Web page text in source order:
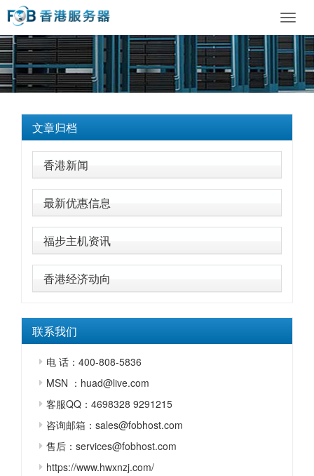
文章归档
香港新闻
最新优惠信息
福步主机资讯
香港经济动向
联系我们
电 话：400-808-5836
MSN ：huad@live.com
客服QQ：4698328 9291215
咨询邮箱：sales@fobhost.com
售后：services@fobhost.com
https://www.hwxnzj.com/